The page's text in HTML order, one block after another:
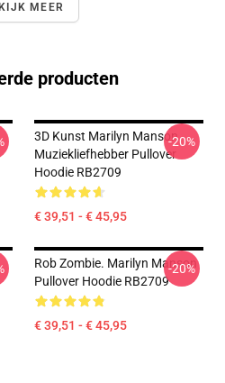
MEER
producten
3D Kunst Marilyn Manson
Muziekliefhebber Pullover
Hoodie RB2709
€ 39,51 - € 45,95
-20%
Rob Zombie. Marilyn Manson
Pullover Hoodie RB2709
€ 39,51 - € 45,95
-20%